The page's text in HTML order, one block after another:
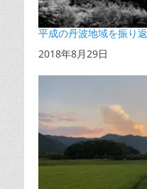
平成の丹波地域を振り
日付
2018年8月29日